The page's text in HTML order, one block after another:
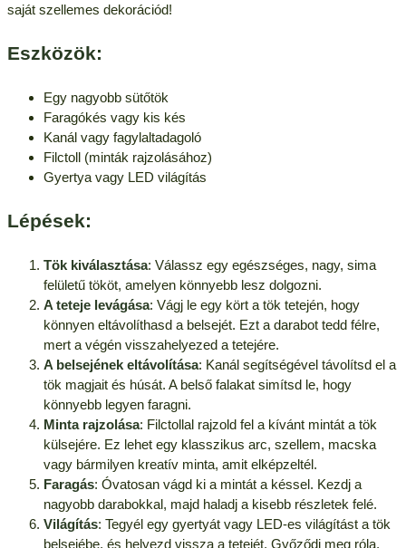
saját szellemes dekorációd!
Eszközök:
Egy nagyobb sütőtök
Faragókés vagy kis kés
Kanál vagy fagylaltadagoló
Filctoll (minták rajzolásához)
Gyertya vagy LED világítás
Lépések:
Tök kiválasztása: Válassz egy egészséges, nagy, sima
felületű tököt, amelyen könnyebb lesz dolgozni.
A teteje levágása: Vágj le egy kört a tök tetején, hogy
könnyen eltávolíthasd a belsejét. Ezt a darabot tedd félre,
mert a végén visszahelyezed a tetejére.
A belsejének eltávolítása: Kanál segítségével távolítsd el a
tök magjait és húsát. A belső falakat simítsd le, hogy
könnyebb legyen faragni.
Minta rajzolása: Filctollal rajzold fel a kívánt mintát a tök
külsejére. Ez lehet egy klasszikus arc, szellem, macska
vagy bármilyen kreatív minta, amit elképzeltél.
Faragás: Óvatosan vágd ki a mintát a késsel. Kezdj a
nagyobb darabokkal, majd haladj a kisebb részletek felé.
Világítás: Tegyél egy gyertyát vagy LED-es világítást a tök
belsejébe, és helyezd vissza a tetejét. Győződj meg róla,